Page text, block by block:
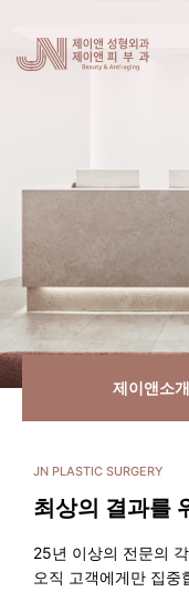
제이앤소개
JN PLASTIC SURGERY
최상의 결과를
25년 이상의 전문의
오직 고객에게만 집중